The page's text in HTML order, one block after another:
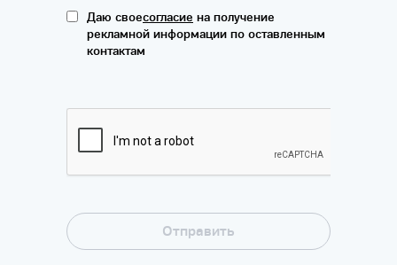
Даю своесогласие на получение
рекламной информации по оставленным
контактам